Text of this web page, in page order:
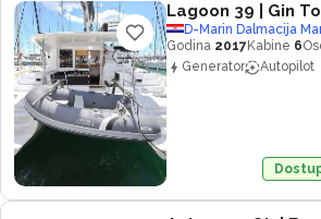
Lagoon 39 | Gin
D-Marin Dalmacija
Godina 2017Kabine 6
Generator
Autopilot